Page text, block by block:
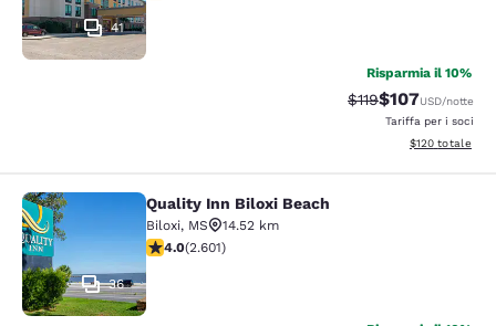
41
Risparmia il 10%
Tariffa di
$119Tariffa
$107USD/notte
Tariffa per i soci
Visualizza i
$120 totale
Quality Inn Biloxi Beach
36
Quality Inn Biloxi Beach
Biloxi, MS
14.52 km
Valutazione di 3.95 stelle. Buono. 2601 recensioni
4.0(2.601)